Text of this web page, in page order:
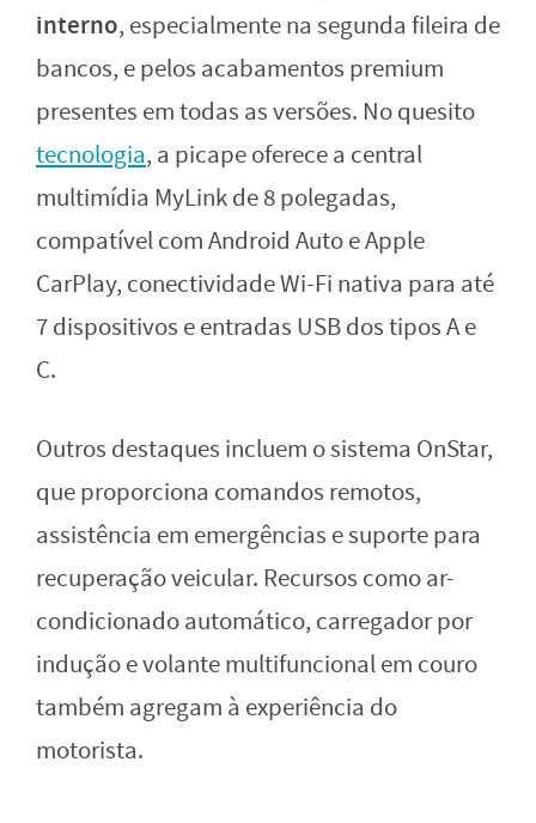
interno, especialmente na segunda fileira de
bancos, e pelos acabamentos premium
presentes em todas as versões. No quesito
tecnologia, a picape oferece a central
multimídia MyLink de 8 polegadas,
compatível com Android Auto e Apple
CarPlay, conectividade Wi-Fi nativa para até
7 dispositivos e entradas USB dos tipos A e
C.
Outros destaques incluem o sistema OnStar,
que proporciona comandos remotos,
assistência em emergências e suporte para
recuperação veicular. Recursos como ar-
condicionado automático, carregador por
indução e volante multifuncional em couro
também agregam à experiência do
motorista.